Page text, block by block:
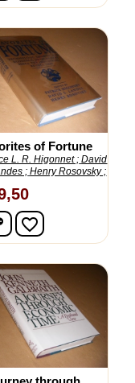
of Fortune
L. R. Higonnet ; David
; Henry Rosovsky ;
In winkelwagen
favorite_border